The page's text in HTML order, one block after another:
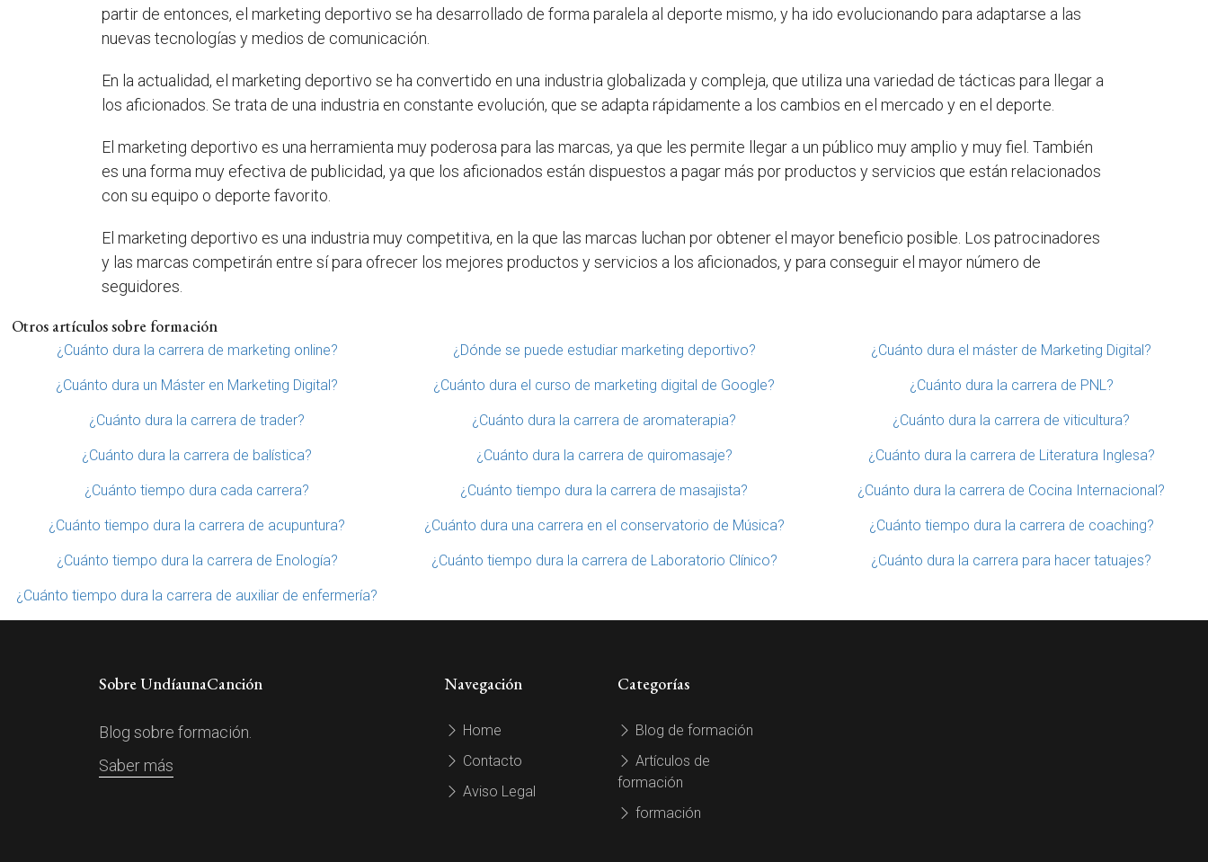
partir de entonces, el marketing deportivo se ha desarrollado de forma paralela al deporte mismo, y ha ido evolucionando para adaptarse a las
nuevas tecnologías y medios de comunicación.
En la actualidad, el marketing deportivo se ha convertido en una industria globalizada y compleja, que utiliza una variedad de tácticas para llegar a
los aficionados. Se trata de una industria en constante evolución, que se adapta rápidamente a los cambios en el mercado y en el deporte.
El marketing deportivo es una herramienta muy poderosa para las marcas, ya que les permite llegar a un público muy amplio y muy fiel. También
es una forma muy efectiva de publicidad, ya que los aficionados están dispuestos a pagar más por productos y servicios que están relacionados
con su equipo o deporte favorito.
El marketing deportivo es una industria muy competitiva, en la que las marcas luchan por obtener el mayor beneficio posible. Los patrocinadores
y las marcas competirán entre sí para ofrecer los mejores productos y servicios a los aficionados, y para conseguir el mayor número de
seguidores.
Otros artículos sobre formación
¿Cuánto dura la carrera de marketing online? ¿Dónde se puede estudiar marketing deportivo? ¿Cuánto dura el máster de Marketing Digital?
¿Cuánto dura un Máster en Marketing Digital? ¿Cuánto dura el curso de marketing digital de Google? ¿Cuánto dura la carrera de PNL?
¿Cuánto dura la carrera de trader? ¿Cuánto dura la carrera de aromaterapia? ¿Cuánto dura la carrera de viticultura?
¿Cuánto dura la carrera de balística? ¿Cuánto dura la carrera de quiromasaje? ¿Cuánto dura la carrera de Literatura Inglesa?
¿Cuánto tiempo dura cada carrera? ¿Cuánto tiempo dura la carrera de masajista? ¿Cuánto dura la carrera de Cocina Internacional?
¿Cuánto tiempo dura la carrera de acupuntura? ¿Cuánto dura una carrera en el conservatorio de Música? ¿Cuánto tiempo dura la carrera de coaching?
¿Cuánto tiempo dura la carrera de Enología? ¿Cuánto tiempo dura la carrera de Laboratorio Clínico? ¿Cuánto dura la carrera para hacer tatuajes?
¿Cuánto tiempo dura la carrera de auxiliar de enfermería?
Sobre UndíaunaCanción
Blog sobre formación.
Saber más
Navegación
Home
Contacto
Aviso Legal
Categorías
Blog de formación
Artículos de
formación
formación